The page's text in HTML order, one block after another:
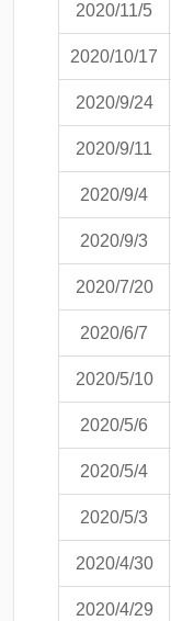
2020/11/5
2020/10/17
2020/9/24
2020/9/11
2020/9/4
2020/9/3
2020/7/20
2020/6/7
2020/5/10
2020/5/6
2020/5/4
2020/5/3
2020/4/30
2020/4/29